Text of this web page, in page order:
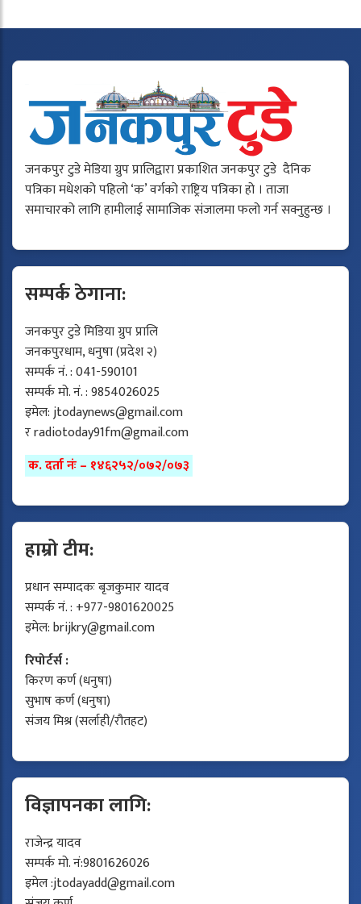
जनकपुर टुडे मेडिया ग्रुप प्रालिद्वारा प्रकाशित जनकपुर टुडे दैनिक
पत्रिका मधेशको पहिलो ‘क’ वर्गको राष्ट्रिय पत्रिका हो । ताजा
समाचारको लागि हामीलाई सामाजिक संजालमा फलो गर्न सक्नुहुन्छ ।
सम्पर्क ठेगाना:
जनकपुर टुडे मिडिया ग्रुप प्रालि
जनकपुरधाम, धनुषा (प्रदेश २)
सम्पर्क नं. : 041-590101
सम्पर्क मो. नं. : 9854026025
इमेल:jtodaynews@gmail.com
रradiotoday91fm@gmail.com
क. दर्ता नंः – १४६२५२/०७२/०७३
हाम्रो टीम:
प्रधान सम्पादकः बृजकुमार यादव
सम्पर्क नं. : +977-9801620025
इमेल:brijkry@gmail.com
रिपोर्टर्स :
किरण कर्ण (धनुषा)
सुभाष कर्ण (धनुषा)
संजय मिश्र (सर्लाही/रौतहट)
विज्ञापनका लागि:
राजेन्द्र यादव
सम्पर्क मो. नं:9801626026
इमेल :jtodayadd@gmail.com